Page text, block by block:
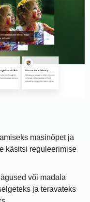
masinõpet ja
käsitsi reguleerimise
või madala
ja teravateks